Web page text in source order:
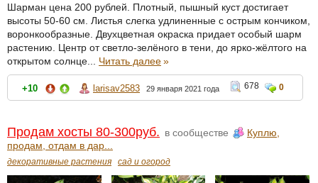
Шарман цена 200 рублей. Плотный, пышный куст достигает
высоты 50-60 см. Листья слегка удлиненные с острым кончиком,
воронкообразные. Двухцветная окраска придает особый шарм
растению. Центр от светло-зелёного в тени, до ярко-жёлтого на
открытом солнце... Читать далее»
+10 larisav2583 29 января 2021 года 678 0
Продам хосты 80-300руб. в сообществе
Куплю,
продам, отдам в дар...
декоративные растения сад и огород